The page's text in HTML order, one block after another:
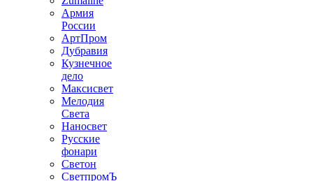
Армия
России
АртПром
Дубравия
Кузнечное
дело
Максисвет
Мелодия
Света
Наносвет
Русские
фонари
Светон
СветпромЪ